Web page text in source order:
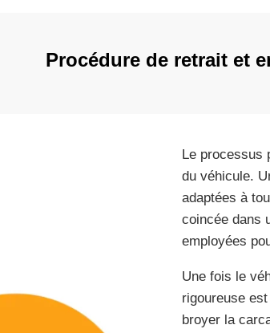
Procédure de retrait et
Le processus
du véhicule.
adaptées à
coincée dans
employées
Une fois le
rigoureuse
broyer la